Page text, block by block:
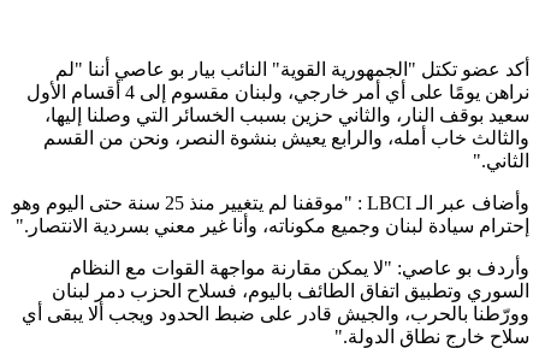
أكد عضو تكتل "الجمهورية القوية" النائب بيار بو عاصي أننا "لم
نراهن يومًا على أي أمر خارجي، ولبنان مقسوم إلى 4 أقسام الأول
سعيد بوقف النار، والثاني حزين بسبب الخسائر التي وصلنا إليها،
والثالث خاب أمله، والرابع يعيش بنشوة النصر، ونحن من القسم
الثاني."
وأضاف عبر الـ LBCI : "موقفنا لم يتغيير منذ 25 سنة حتى اليوم وهو
إحترام سيادة لبنان وجميع مكوناته، وأنا غير معني بسردية الانتصار."
وأردف بو عاصي: "لا يمكن مقارنة مواجهة القوات مع النظام
السوري وتطبيق اتفاق الطائف باليوم، فسلاح الحزب دمر لبنان
وورّطنا بالحرب، والجيش قادر على ضبط الحدود ويجب ألا يبقى أي
سلاح خارج نطاق الدولة."